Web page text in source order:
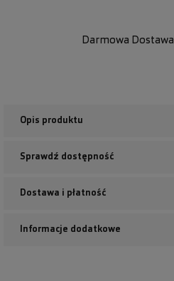
Darmowa Dostawa
Opis produktu
Sprawdź dostępność
Dostawa i płatność
Informacje dodatkowe